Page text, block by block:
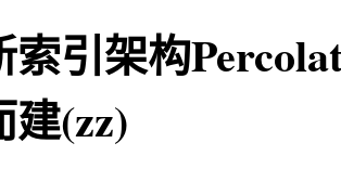
索引架构
(zz)